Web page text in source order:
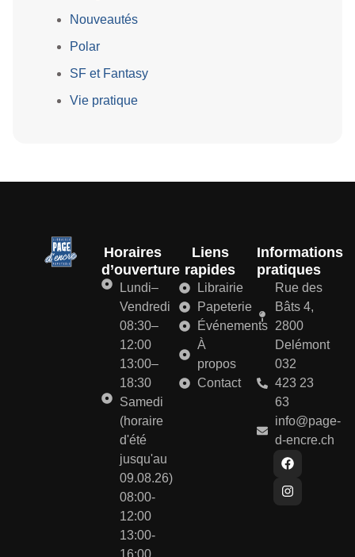
Nouveautés
Polar
SF et Fantasy
Vie pratique
Horaires
d’ouverture
Lundi–
Vendredi
08:30–
12:00
13:00–
18:30
Samedi
(horaire
d'été
jusqu'au
09.08.26)
08:00-
12:00
13:00-
16:00
Liens
rapides
Librairie
Papeterie
Événements
À
propos
Contact
Informations
pratiques
Rue des
Bâts 4,
2800
Delémont
032
423 23
63
info@page-
d-encre.ch